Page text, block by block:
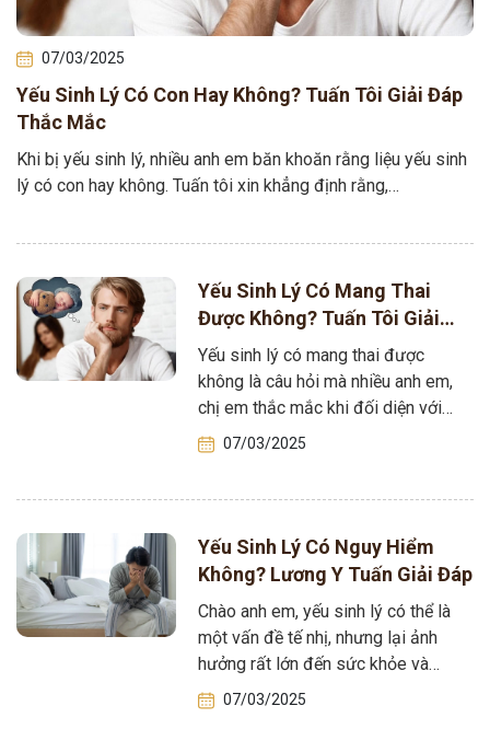
07/03/2025
Yếu Sinh Lý Có Con Hay Không? Tuấn Tôi Giải Đáp
Thắc Mắc
Khi bị yếu sinh lý, nhiều anh em băn khoăn rằng liệu yếu sinh
lý có con hay không. Tuấn tôi xin khẳng định rằng,…
Yếu Sinh Lý Có Mang Thai
Được Không? Tuấn Tôi Giải
Đáp
Yếu sinh lý có mang thai được
không là câu hỏi mà nhiều anh em,
chị em thắc mắc khi đối diện với
vấn đề…
07/03/2025
Yếu Sinh Lý Có Nguy Hiểm
Không? Lương Y Tuấn Giải Đáp
Chào anh em, yếu sinh lý có thể là
một vấn đề tế nhị, nhưng lại ảnh
hưởng rất lớn đến sức khỏe và
chất…07/03/2025